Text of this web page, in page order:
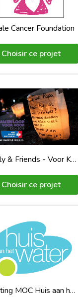
Cancer Foundation
Choisir ce projet
Family & Friends - Voor KWF
Choisir ce projet
Stichting MOC Huis aan het Water